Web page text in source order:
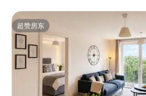
超赞房东
超赞房东